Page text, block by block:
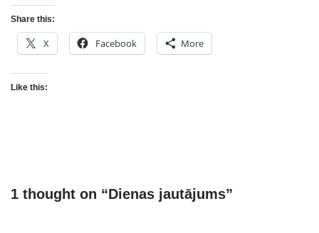
Share this:
X Facebook More
Like this:
1 thought on “Dienas jautājums”